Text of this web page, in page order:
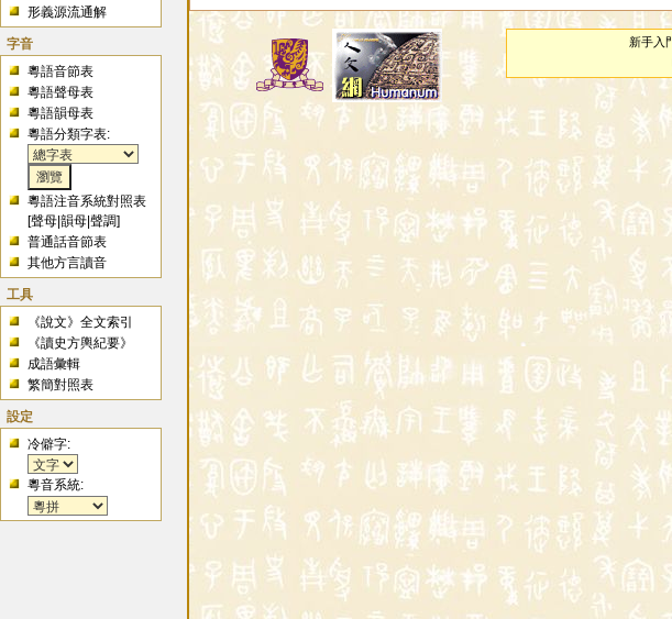
形義源流通解
字音
粵語音節表
粵語聲母表
粵語韻母表
粵語分類字表:
粵語注音系統對照表
[聲母 |韻母 |聲調]
普通話音節表
其他方言讀音
工具
《說文》全文索引
《讀史方輿紀要》
成語彙輯
繁簡對照表
設定
冷僻字:
粵音系統:
新手入